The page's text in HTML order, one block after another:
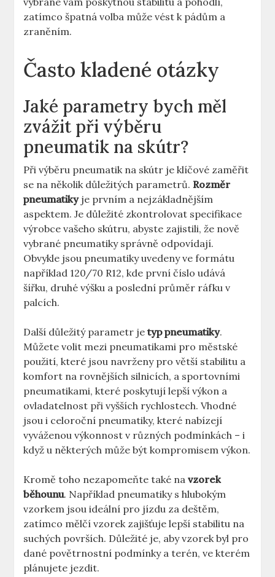
zatímco špatná volba může vést k pádům a
zraněním.
Často kladené otázky
Jaké parametry bych měl
zvážit při výběru
pneumatik na skútr?
Při výběru pneumatik na skútr je klíčové zaměřit
se na několik důležitých parametrů.Rozměr
pneumatikyje prvním a nejzákladnějším
aspektem. Je důležité zkontrolovat specifikace
výrobce vašeho skútru, abyste zajistili, že nově
vybrané pneumatiky správně odpovídají.
Obvykle jsou pneumatiky uvedeny ve formátu
například 120/70 R12, kde první číslo udává
šířku, druhé výšku a poslední průměr ráfku v
palcích.
Další důležitý parametr jetyp pneumatiky.
Můžete volit mezi pneumatikami pro městské
použití, které jsou navrženy pro větší stabilitu a
komfort na rovnějších silnicích, a sportovními
pneumatikami, které poskytují lepší výkon a
ovladatelnost při vyšších rychlostech. Vhodné
jsou i celoroční pneumatiky, které nabízejí
vyváženou výkonnost v různých podmínkách – i
když u některých může být kompromisem výkon.
Kromě toho nezapomeňte také navzorek
běhounu. Například pneumatiky s hlubokým
vzorkem jsou ideální pro jízdu za deštěm,
zatímco mělčí vzorek zajišťuje lepší stabilitu na
suchých površích. Důležité je, aby vzorek byl pro
dané povětrnostní podmínky a terén, ve kterém
plánujete jezdit.